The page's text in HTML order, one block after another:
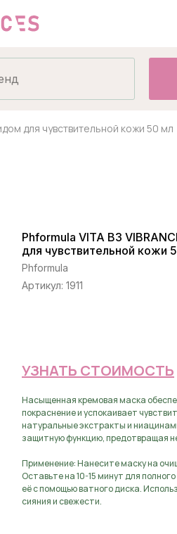
для чувствительной кожи 50 мл
Phformula VITA B3
для чувствительной кожи
Phformula
Артикул: 1911
УЗНАТЬ СТОИМОСТЬ
Насыщенная кремовая маска
покраснение и успокаивает
натуральные экстракты и
защитную функцию, предотвращая
Применение: Нанесите маску на
Оставьте на 10-15 минут для
её с помощью ватного диска.
сияния и свежести.